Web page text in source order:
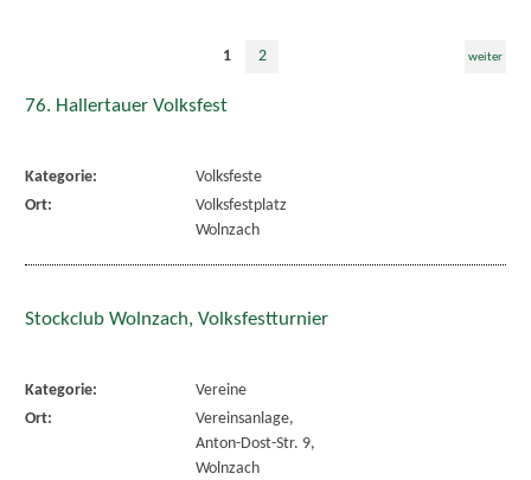
1 2 weiter
76. Hallertauer Volksfest
Kategorie:
Volksfeste
Ort:
Volksfestplatz
Wolnzach
Stockclub Wolnzach, Volksfestturnier
Kategorie:
Vereine
Ort:
Vereinsanlage,
Anton-Dost-Str. 9,
Wolnzach